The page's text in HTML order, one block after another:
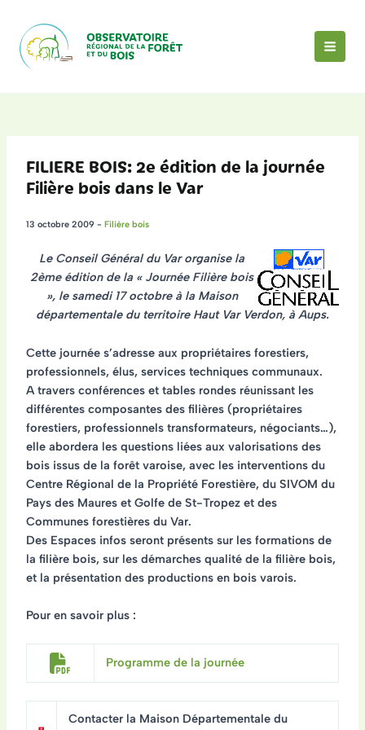
contenu
FILIERE BOIS: 2e édition de la journée
Filière bois dans le Var
13 octobre 2009 - Filière bois
Le Conseil Général du Varorganise la
2ème édition de la « Journée Filière bois
», le samedi 17 octobreà la Maison
départementale du territoire Haut Var Verdon, à Aups.
Cette journée s’adresse aux propriétaires forestiers,
professionnels, élus, services techniques communaux.
A travers conférences et tables rondesréunissant les
différentes composantes des filières (propriétaires
forestiers, professionnels transformateurs, négociants…),
elle abordera les questions liées aux valorisations des
bois issus de la forêt varoise, avec les interventions du
Centre Régional de la Propriété Forestière, du SIVOM du
Pays des Maures et Golfe de St-Tropez et des
Communes forestières du Var.
Des Espaces infosseront présents sur les formations de
la filière bois, sur les démarches qualité de la filière bois,
et la présentation des productions en bois varois.
Pour en savoir plus :
Programme de la journée
Contacter la Maison Départementale du